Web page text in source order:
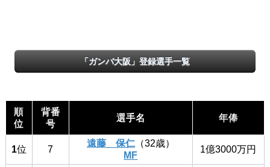
「ガンバ大阪」登録選手一覧
順
位
背番
号
選手名 年俸
1位 7
遠藤 保仁（32歳）
MF
1億3000万円